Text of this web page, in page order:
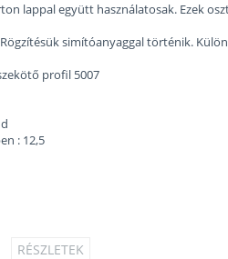
lappal együtt használatosak. Ezek
simítóanyaggal történik.
profil 5007
: 12,5
RÉSZLETEK